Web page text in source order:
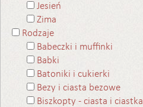
Jesień
Zima
Rodzaje
Babeczki i muffinki
Babki
Batoniki i cukierki
Bezy i ciasta bezowe
Biszkopty - ciasta i ciastka